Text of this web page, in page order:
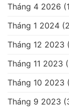
Tháng 4 2026
Tháng 1 2024
Tháng 12 2023
Tháng 11 2023
Tháng 10 2023
Tháng 9 2023